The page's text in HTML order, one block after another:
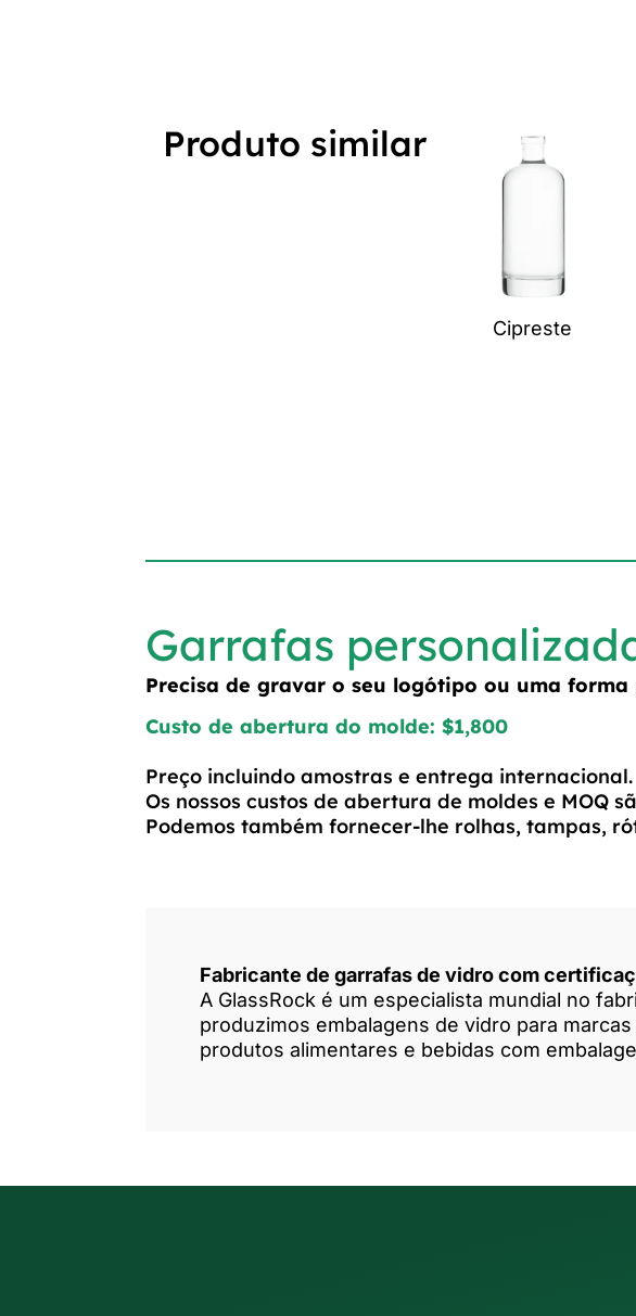
Produto similar
Cipreste
Garrafas
Precisa de gravar o seu logótipo ou uma forma
Custo de abertura do molde: $1,800
Preço incluindo amostras e entrega internacional.
Os nossos custos de abertura de moldes e MOQ
Podemos também fornecer-lhe rolhas, tampas,
Fabricante de garrafas de vidro com
A GlassRock é um especialista mundial no
produzimos embalagens de vidro para
produtos alimentares e bebidas com